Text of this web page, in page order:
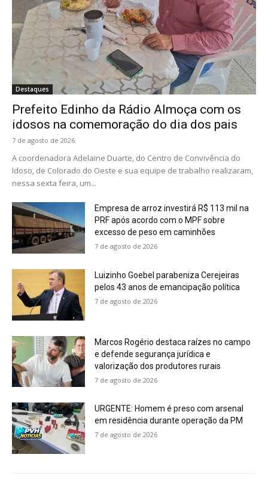
Destaques
Prefeito Edinho da Rádio Almoça com os
idosos na comemoração do dia dos pais
7 de agosto de 2026
A coordenadora Adelaine Duarte, do Centro de Convivência do
Idoso, de Colorado do Oeste e sua equipe de trabalho realizaram,
nessa sexta feira, um...
Empresa de arroz investirá R$ 113 mil na
PRF após acordo com o MPF sobre
excesso de peso em caminhões
7 de agosto de 2026
Luizinho Goebel parabeniza Cerejeiras
pelos 43 anos de emancipação política
7 de agosto de 2026
Marcos Rogério destaca raízes no campo
e defende segurança jurídica e
valorização dos produtores rurais
7 de agosto de 2026
URGENTE: Homem é preso com arsenal
em residência durante operação da PM
7 de agosto de 2026